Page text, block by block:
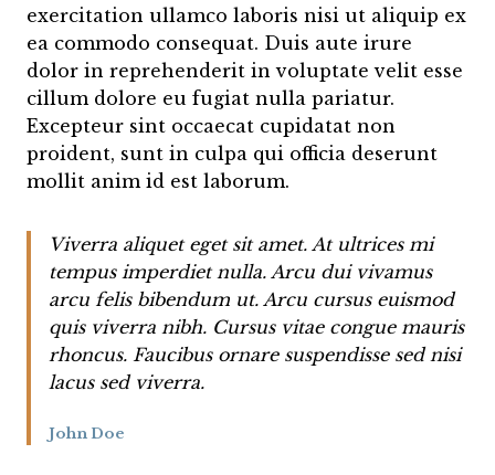
exercitation ullamco laboris nisi ut aliquip ex
ea commodo consequat. Duis aute irure
dolor in reprehenderit in voluptate velit esse
cillum dolore eu fugiat nulla pariatur.
Excepteur sint occaecat cupidatat non
proident, sunt in culpa qui officia deserunt
mollit anim id est laborum.
Viverra aliquet eget sit amet. At ultrices mi
tempus imperdiet nulla. Arcu dui vivamus
arcu felis bibendum ut. Arcu cursus euismod
quis viverra nibh. Cursus vitae congue mauris
rhoncus. Faucibus ornare suspendisse sed nisi
lacus sed viverra.
John Doe